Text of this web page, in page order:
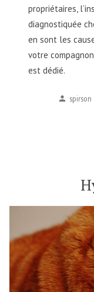
propriétaires,
diagnostiquée
en sont les
votre
est dédié.
spirson